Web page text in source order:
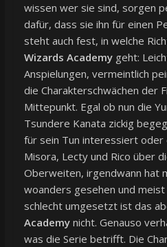
wissen wer sie sind, sorgen
dafür, dass sie ihn für einen
steht auch fest, in welche
Wizards Academygeht:
Anspielungen, vermeintlich
die Charakterschwächen der
Mittepunkt. Egal ob nun die
Tsundere Kanata zickig
für sein Tun interessiert oder
Misora, Lecty und Rico über
Oberweiten, irgendwann hat
woanders gesehen und meist
schlecht umgesetzt ist das
Academynicht. Genauso
was die Serie betrifft. Die